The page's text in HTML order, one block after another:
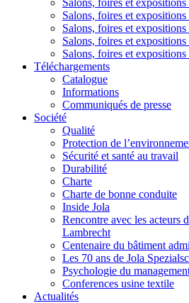
Salons, foires et
Salons, foires et expositions
Salons, foires et expositions
Salons, foires et
Salons, foires et
Téléchargements
Catalogue
Informations
Communiqués de presse
Société
Qualité
Protection de
Sécurité et santé au travail
Durabilité
Charte
Charte de bonne conduite
Inside Jola
Rencontre avec les acteurs
Lambrecht
Centenaire du bâtiment
Les 70 ans de Jola
Psychologie du
Conferences usine textile
Actualités